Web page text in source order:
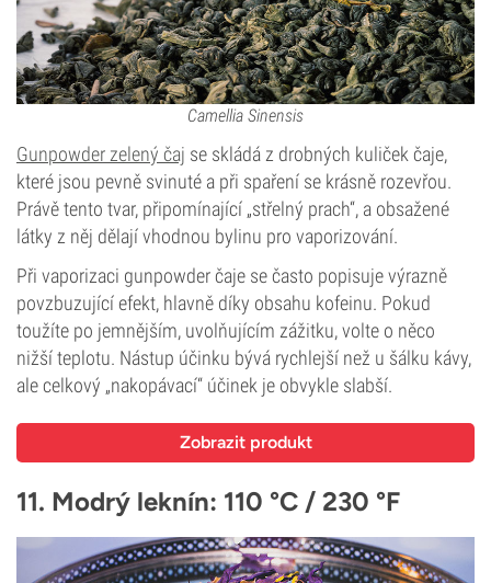
Camellia Sinensis
Gunpowder zelený čaj se skládá z drobných kuliček čaje,
které jsou pevně svinuté a při spaření se krásně rozevřou.
Právě tento tvar, připomínající „střelný prach“, a obsažené
látky z něj dělají vhodnou bylinu pro vaporizování.
Při vaporizaci gunpowder čaje se často popisuje výrazně
povzbuzující efekt, hlavně díky obsahu kofeinu. Pokud
toužíte po jemnějším, uvolňujícím zážitku, volte o něco
nižší teplotu. Nástup účinku bývá rychlejší než u šálku kávy,
ale celkový „nakopávací“ účinek je obvykle slabší.
Zobrazit produkt
11. Modrý leknín: 110 °C / 230 °F